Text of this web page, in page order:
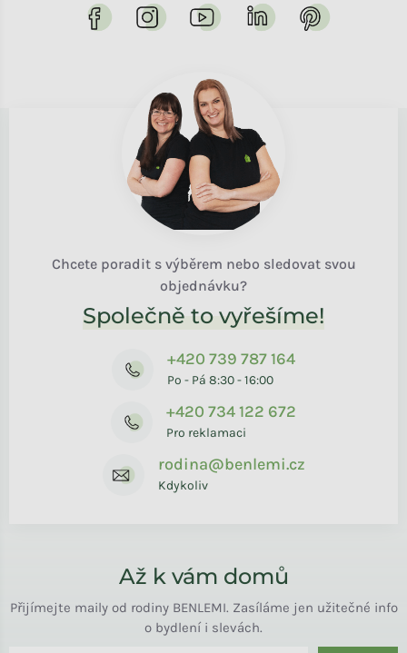
Chcete poradit s výběrem nebo sledovat svou
objednávku?
Společně to vyřešíme!
+420 739 787 164
Po - Pá 8:30 - 16:00
+420 734 122 672
Pro reklamaci
rodina@benlemi.cz
Kdykoliv
Až k vám domů
Přijímejte maily od rodiny BENLEMI. Zasíláme jen užitečné info
o bydlení i slevách.